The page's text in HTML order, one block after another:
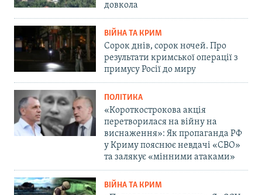
довкола
ВІЙНА ТА КРИМ
Сорок днів, сорок ночей. Про
результати кримської операції з
примусу Росії до миру
ПОЛІТИКА
«Короткострокова акція
перетворилася на війну на
виснаження»: Як пропаганда РФ
у Криму пояснює невдачі «СВО»
та залякує «мінними атаками»
ВІЙНА ТА КРИМ